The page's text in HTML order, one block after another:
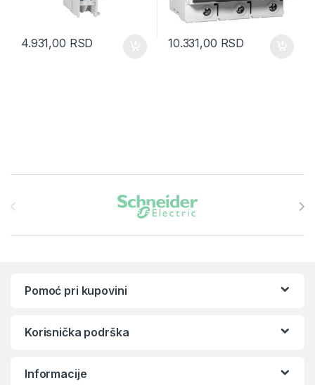
4.931,00 RSD 10.331,00 RSD
Pomoć pri kupovini
Korisnička podrška
Informacije